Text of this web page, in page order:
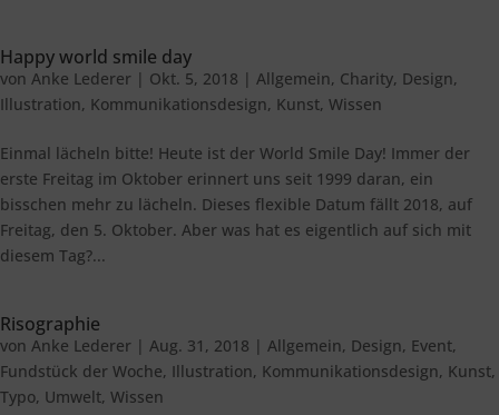
Happy world smile day
von Anke Lederer | Okt. 5, 2018 | Allgemein, Charity, Design,
Illustration, Kommunikationsdesign, Kunst, Wissen
Einmal lächeln bitte! Heute ist der World Smile Day! Immer der
erste Freitag im Oktober erinnert uns seit 1999 daran, ein
bisschen mehr zu lächeln. Dieses flexible Datum fällt 2018, auf
Freitag, den 5. Oktober. Aber was hat es eigentlich auf sich mit
diesem Tag?...
Risographie
von Anke Lederer | Aug. 31, 2018 | Allgemein, Design, Event,
Fundstück der Woche, Illustration, Kommunikationsdesign, Kunst,
Typo, Umwelt, Wissen